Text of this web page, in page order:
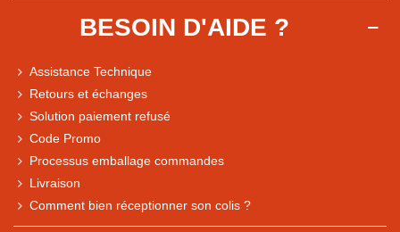
Comparaison des performances du magasin
BESOIN D'AIDE ?
Assistance Technique
Retours et échanges
Solution paiement refusé
Code Promo
Processus emballage commandes
Livraison
Comment bien réceptionner son colis ?